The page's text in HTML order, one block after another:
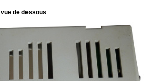
vue de dessous